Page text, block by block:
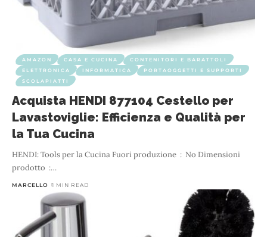
AMAZON CASA E CUCINA
CONTENITORI E BARATTOLI
ELETTRONICA
INFORMATICA
PORTAOGGETTI E SUPPORTI
SCOLAPIATTI
Acquista HENDI 877104 Cestello per
Lavastoviglie: Efficienza e Qualità per
la Tua Cucina
HENDI: Tools per la Cucina Fuori produzione ‏ : ‎ No Dimensioni
prodotto ‏ :…
MARCELLO 1 MIN READ